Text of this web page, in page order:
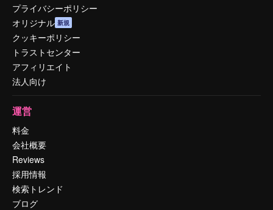
プライバシーポリシー
オリジナル 新規
クッキーポリシー
トラストセンター
アフィリエイト
法人向け
運営
料金
会社概要
Reviews
採用情報
検索トレンド
ブログ